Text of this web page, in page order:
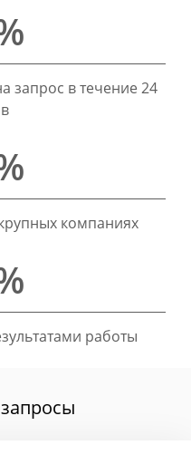
запрос в течение 24
компаниях
работы